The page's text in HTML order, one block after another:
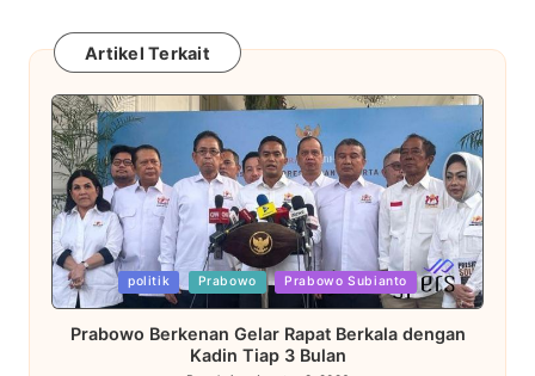
Artikel Terkait
Posted
in
politik Prabowo Prabowo Subianto
Prabowo Berkenan Gelar Rapat Berkala dengan
Kadin Tiap 3 Bulan